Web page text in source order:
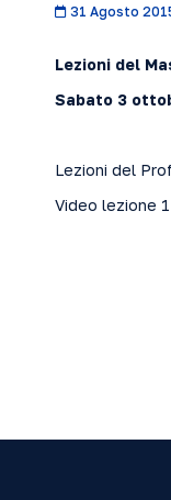
31 Agosto
Lezioni del
Sabato 3
Lezioni del
Video lezione